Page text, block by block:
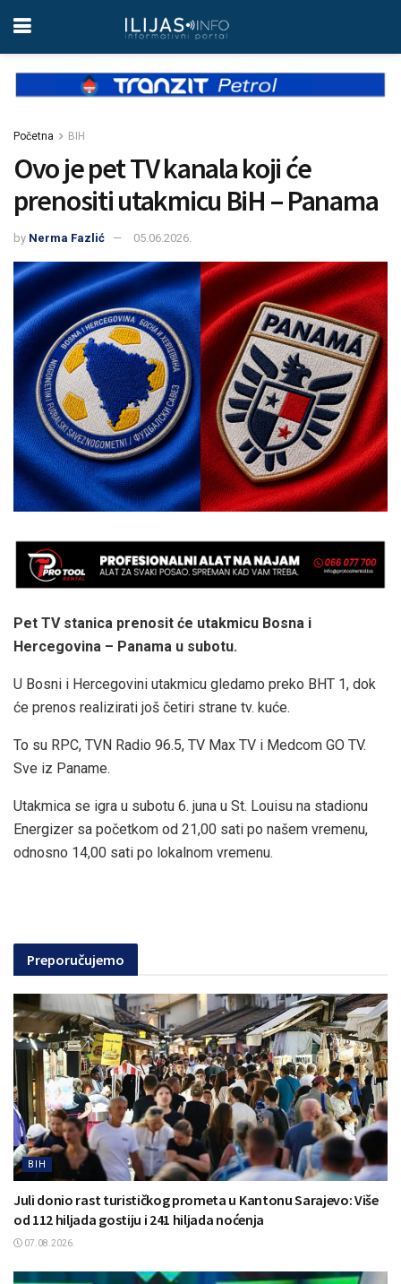
Početna BIH
Ovo je pet TV kanala koji će
prenositi utakmicu BiH – Panama
by Nerma Fazlić 05.06.2026.
Pet TV stanica prenosit će utakmicu Bosna i
Hercegovina – Panama u subotu.
U Bosni i Hercegovini utakmicu gledamo preko BHT 1, dok
će prenos realizirati još četiri strane tv. kuće.
To su RPC, TVN Radio 96.5, TV Max TV i Medcom GO TV.
Sve iz Paname.
Utakmica se igra u subotu 6. juna u St. Louisu na stadionu
Energizer sa početkom od 21,00 sati po našem vremenu,
odnosno 14,00 sati po lokalnom vremenu.
Preporučujemo
BIH
Juli donio rast turističkog prometa u Kantonu Sarajevo: Više
od 112 hiljada gostiju i 241 hiljada noćenja
07.08.2026.